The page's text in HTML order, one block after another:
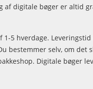
af digitale bøger er altid
1-5 hverdage.
bestemmer selv, om det
Digitale bøger